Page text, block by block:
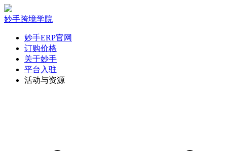
妙手跨境学院
妙手ERP官网
订购价格
关于妙手
平台入驻
活动与资源